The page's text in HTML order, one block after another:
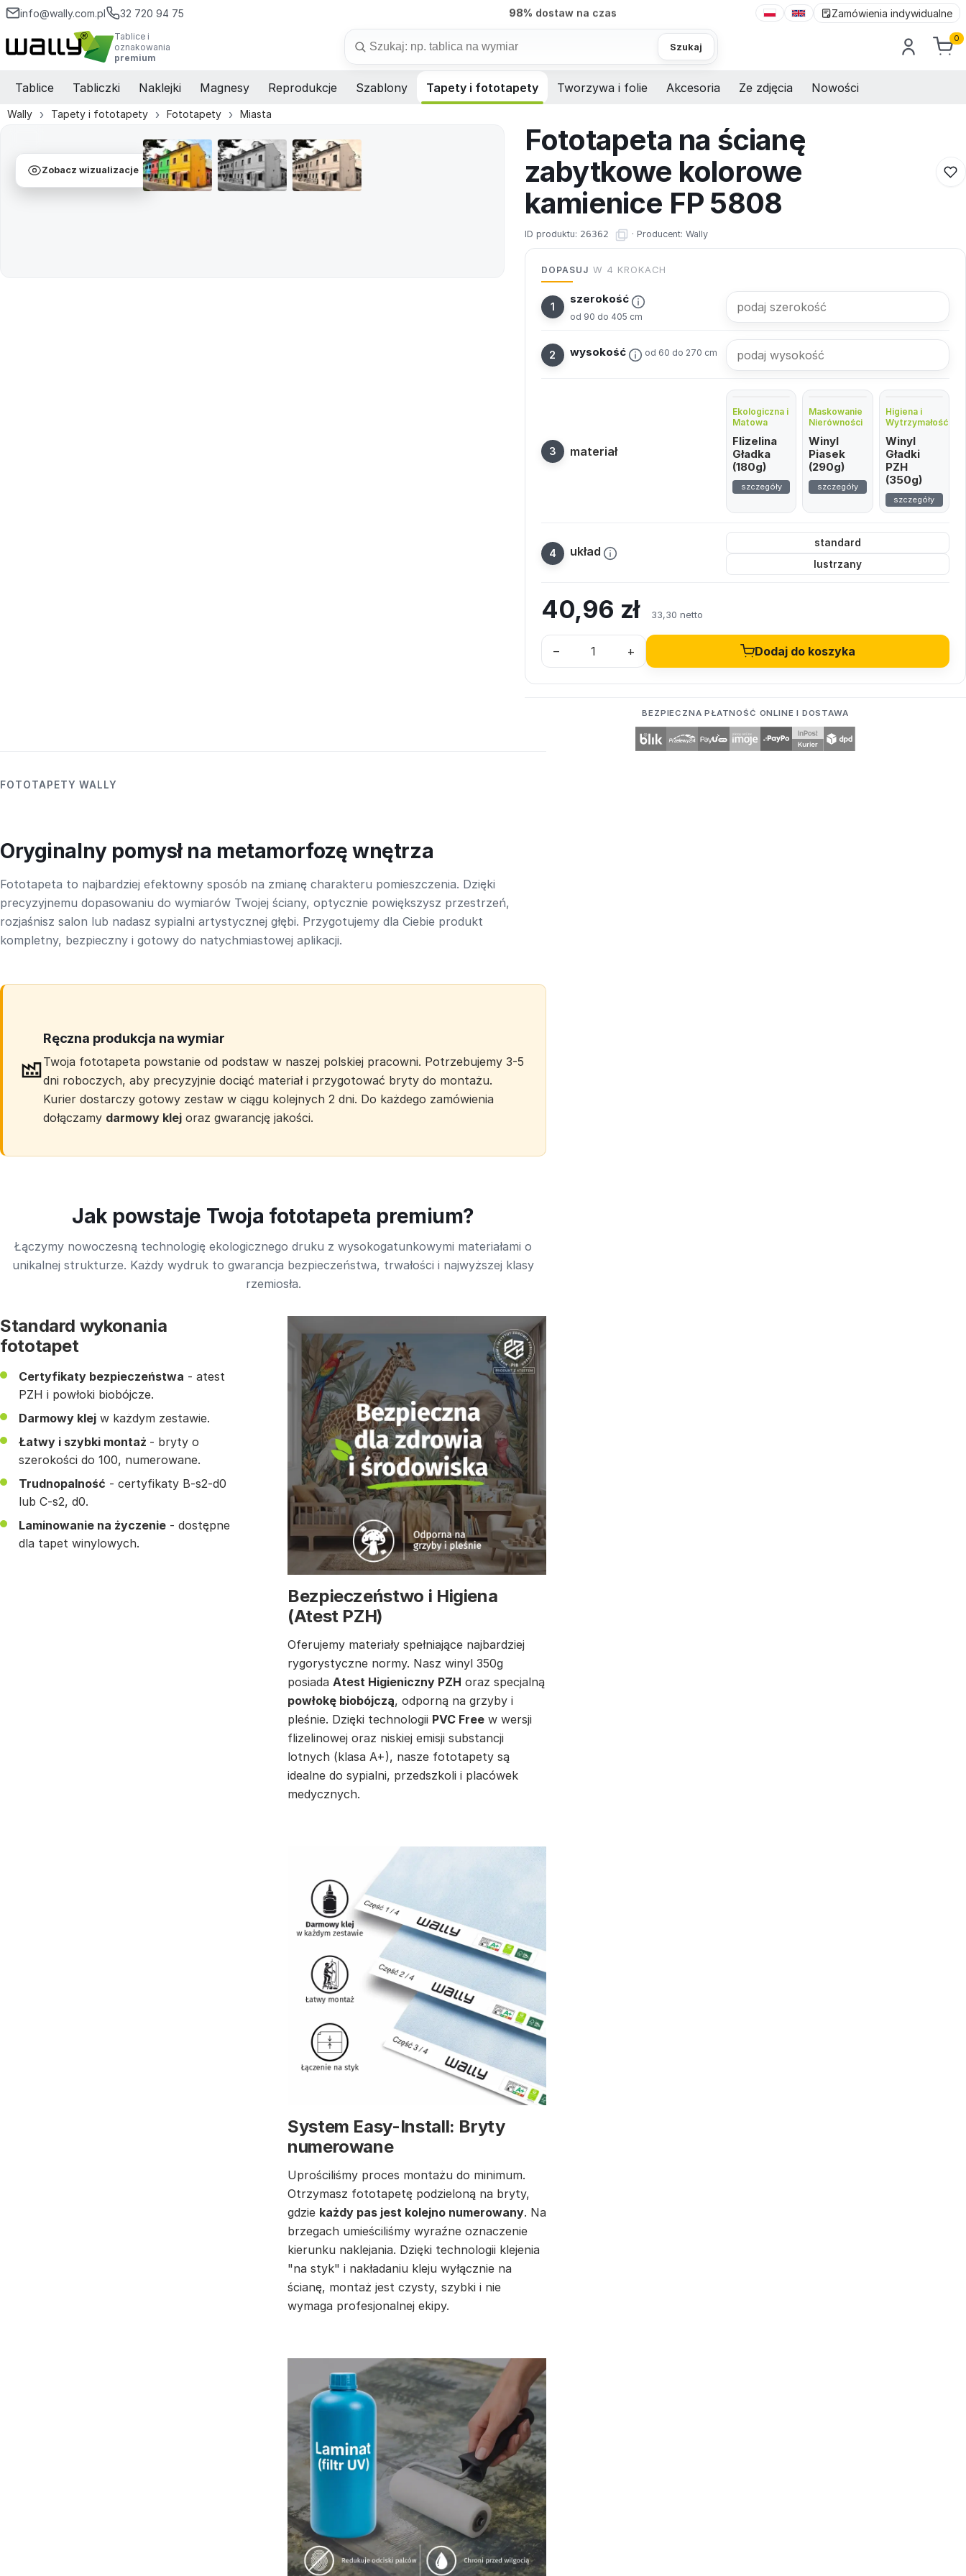
info@wally.com.pl 32 720 94 75 7 dniprodukcja na wymiar Zamówienia indywidualne
Tablice i
oznakowania
premium
Szukaj
0
Tablice Tabliczki Naklejki Magnesy Reprodukcje Szablony Tapety i fototapety Tworzywa i folie Akcesoria Ze zdjęcia Nowości
Wally Tapety i fototapety Fototapety Miasta
Zobacz wizualizacje
Fototapeta na ścianę
zabytkowe kolorowe
kamienice FP 5808
ID produktu: 26362 · Producent: Wally
DOPASUJ W 4 KROKACH
szerokość
od 90 do 405 cm
wysokość od 60 do 270 cm
materiał
Ekologiczna i
Matowa
Flizelina
Gładka
(180g)
szczegóły
Maskowanie
Nierówności
Winyl
Piasek
(290g)
szczegóły
Higiena i
Wytrzymałość
Winyl
Gładki
PZH
(350g)
szczegóły
układ
standard
lustrzany
40,96 zł 33,30 netto
– + Dodaj do koszyka
BEZPIECZNA PŁATNOŚĆ ONLINE I DOSTAWA
FOTOTAPETY WALLY
Oryginalny pomysł na metamorfozę wnętrza
Fototapeta to najbardziej efektowny sposób na zmianę charakteru pomieszczenia. Dzięki
precyzyjnemu dopasowaniu do wymiarów Twojej ściany, optycznie powiększysz przestrzeń,
rozjaśnisz salon lub nadasz sypialni artystycznej głębi. Przygotujemy dla Ciebie produkt
kompletny, bezpieczny i gotowy do natychmiastowej aplikacji.
Ręczna produkcja na wymiar
Twoja fototapeta powstanie od podstaw w naszej polskiej pracowni. Potrzebujemy 3-5
dni roboczych, aby precyzyjnie dociąć materiał i przygotować bryty do montażu.
Kurier dostarczy gotowy zestaw w ciągu kolejnych 2 dni. Do każdego zamówienia
dołączamy darmowy klej oraz gwarancję jakości.
Jak powstaje Twoja fototapeta premium?
Łączymy nowoczesną technologię ekologicznego druku z wysokogatunkowymi materiałami o
unikalnej strukturze. Każdy wydruk to gwarancja bezpieczeństwa, trwałości i najwyższej klasy
rzemiosła.
Standard wykonania
fototapet
Certyfikaty bezpieczeństwa - atest
PZH i powłoki biobójcze.
Darmowy klej w każdym zestawie.
Łatwy i szybki montaż - bryty o
szerokości do 100, numerowane.
Trudnopalność - certyfikaty B-s2-d0
lub C-s2, d0.
Laminowanie na życzenie - dostępne
dla tapet winylowych.
Bezpieczeństwo i Higiena
(Atest PZH)
Oferujemy materiały spełniające najbardziej
rygorystyczne normy. Nasz winyl 350g
posiada Atest Higieniczny PZH oraz specjalną
powłokę biobójczą, odporną na grzyby i
pleśnie. Dzięki technologii PVC Free w wersji
flizelinowej oraz niskiej emisji substancji
lotnych (klasa A+), nasze fototapety są
idealne do sypialni, przedszkoli i placówek
medycznych.
System Easy-Install: Bryty
numerowane
Uprościliśmy proces montażu do minimum.
Otrzymasz fototapetę podzieloną na bryty,
gdzie każdy pas jest kolejno numerowany. Na
brzegach umieściliśmy wyraźne oznaczenie
kierunku naklejania. Dzięki technologii klejenia
"na styk" i nakładaniu kleju wyłącznie na
ścianę, montaż jest czysty, szybki i nie
wymaga profesjonalnej ekipy.